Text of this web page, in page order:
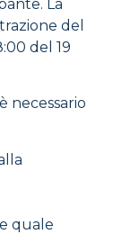
La
del
del 19
necessario
quale